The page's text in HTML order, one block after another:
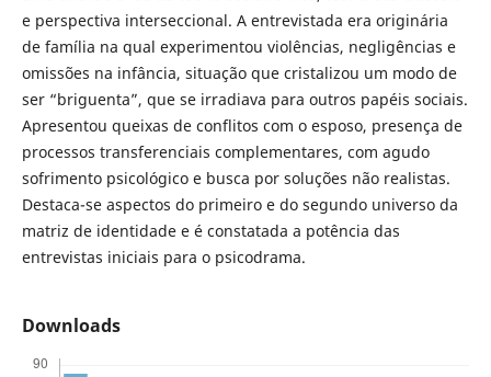
e perspectiva interseccional. A entrevistada era originária
de família na qual experimentou violências, negligências e
omissões na infância, situação que cristalizou um modo de
ser “briguenta”, que se irradiava para outros papéis sociais.
Apresentou queixas de conflitos com o esposo, presença de
processos transferenciais complementares, com agudo
sofrimento psicológico e busca por soluções não realistas.
Destaca-se aspectos do primeiro e do segundo universo da
matriz de identidade e é constatada a potência das
entrevistas iniciais para o psicodrama.
Downloads